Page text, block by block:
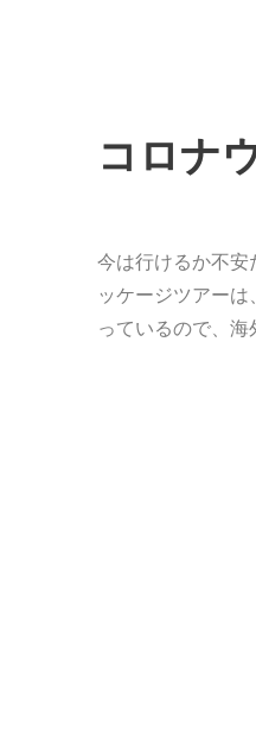
コロナ
今は行けるか不安
ッケージツアー
っているので、